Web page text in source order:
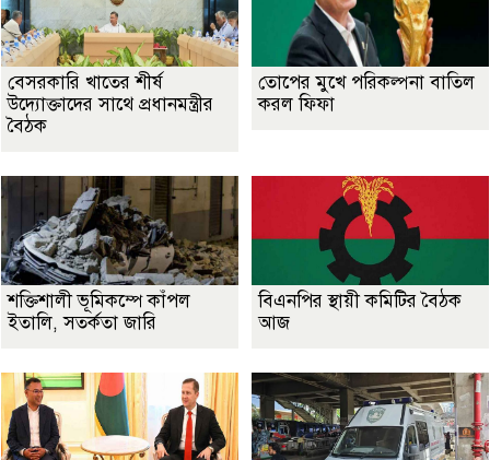
বেসরকারি খাতের শীর্ষ
উদ্যোক্তাদের সাথে প্রধানমন্ত্রীর
বৈঠক
তোপের মুখে পরিকল্পনা বাতিল
করল ফিফা
শক্তিশালী ভূমিকম্পে কাঁপল
ইতালি, সতর্কতা জারি
বিএনপির স্থায়ী কমিটির বৈঠক
আজ